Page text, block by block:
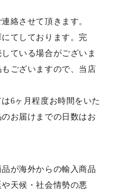
絡させて頂きます。
てしております。完
ている場合がございま
ございますので、当店
6ヶ月程度お時間をいた
お届けまでの日数はお
が海外からの輸入商品
天候・社会情勢の悪